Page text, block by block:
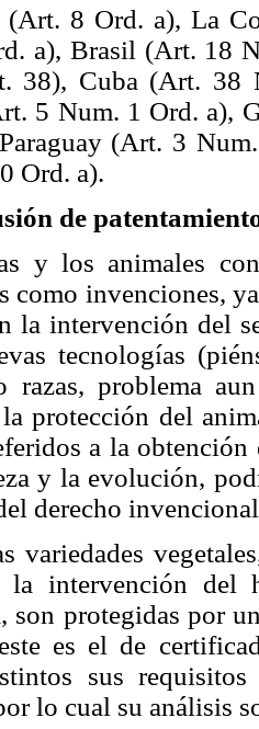
(Art. 8 Ord. a), La
a), Brasil (Art. 18
38), Cuba (Art. 38
5 Num. 1 Ord. a),
(Art. 3
Ord. a).
de
y los animales
como invenciones,
la intervención del
tecnologías
razas, problema
protección del
a la
y la evolución,
derecho
variedades
la intervención del
son protegidas por
es el de
sus
lo cual su análisis